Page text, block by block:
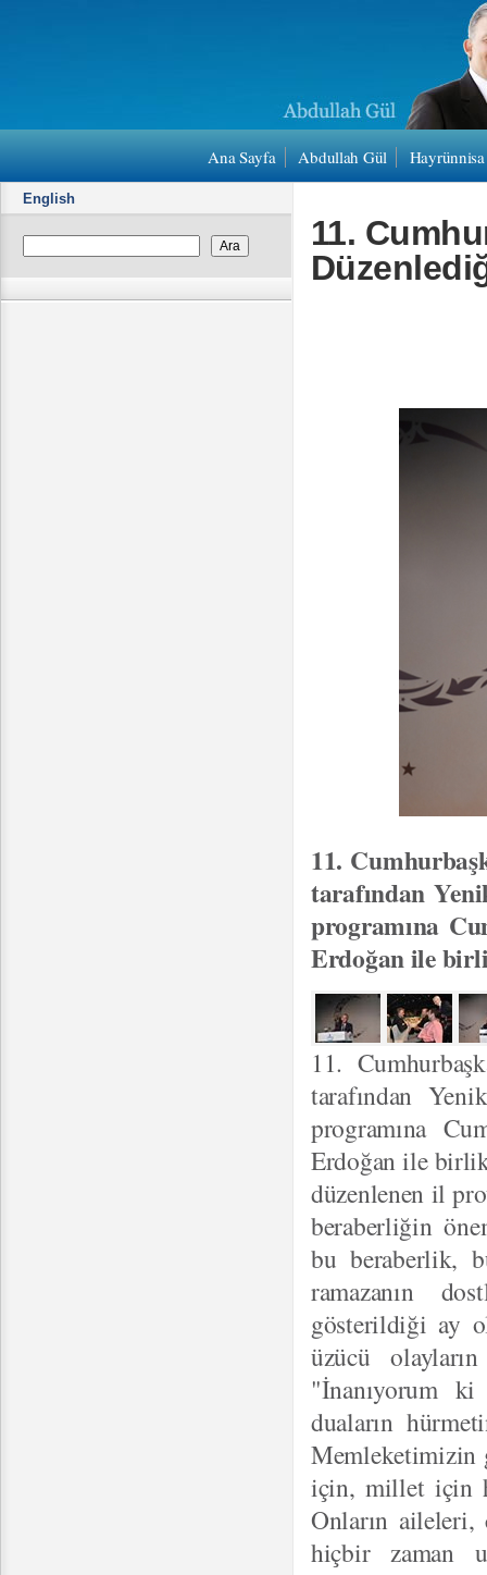
Ana Sayfa Abdullah Gül
English
11.
11.
tarafından
programına
Erdoğan ile
11.
tarafından
programına
Erdoğan ile
düzenlenen il
beraberliğin
bu beraberlik,
ramazanın
gösterildiği ay
üzücü
"İnanıyorum
duaların
Memleketimizin
için, millet için
Onların aileleri,
hiçbir zaman